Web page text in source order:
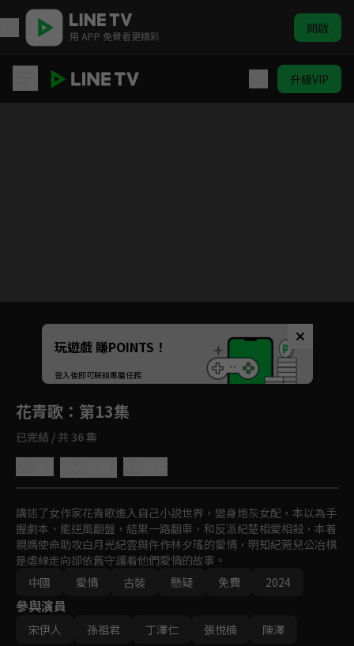
用 APP 免費看更精彩 開啟
升級VIP
Unmute
如有不便請見諒
玩遊戲 賺POINTS！
登入後即可解鎖專屬任務
花青歌 ：第13集
已完結 / 共 36 集
講述了女作家花青歌進入自己小説世界，變身炮灰女配，本以為手
握劇本、能逆風翻盤，結果一路翻車，和反派紀楚相愛相殺，本着
親媽使命助攻白月光紀雲與仵作林夕瑤的愛情，明知紀菀兒公冶棋
是虐線走向卻依舊守護着他們愛情的故事。
中國
愛情 古裝 懸疑 免費 2024
參與演員
宋伊人 孫祖君 丁澤仁 張悦楠 陳澤